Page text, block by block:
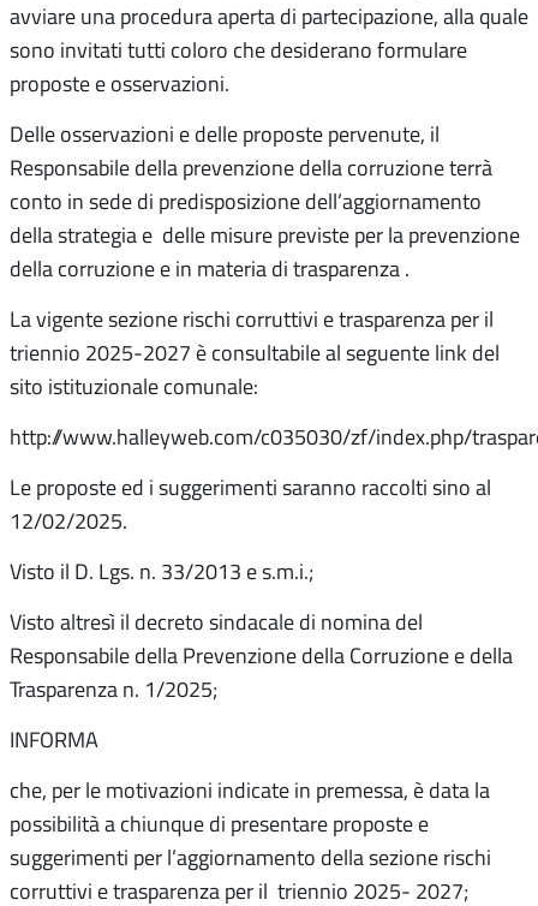
avviare una procedura aperta di partecipazione, alla quale
sono invitati tutti coloro che desiderano formulare
proposte e osservazioni.
Delle osservazioni e delle proposte pervenute, il
Responsabile della prevenzione della corruzione terrà
conto in sede di predisposizione dell’aggiornamento
della strategia e delle misure previste per la prevenzione
della corruzione e in materia di trasparenza .
La vigente sezione rischi corruttivi e trasparenza per il
triennio 2025-2027 è consultabile al seguente link del
sito istituzionale comunale:
http://www.halleyweb.com/c035030/zf/index.php/
Le proposte ed i suggerimenti saranno raccolti sino al
12/02/2025.
Visto il D. Lgs. n. 33/2013 e s.m.i.;
Visto altresì il decreto sindacale di nomina del
Responsabile della Prevenzione della Corruzione e della
Trasparenza n. 1/2025;
INFORMA
che, per le motivazioni indicate in premessa, è data la
possibilità a chiunque di presentare proposte e
suggerimenti per l’aggiornamento della sezione rischi
corruttivi e trasparenza per il triennio 2025- 2027;